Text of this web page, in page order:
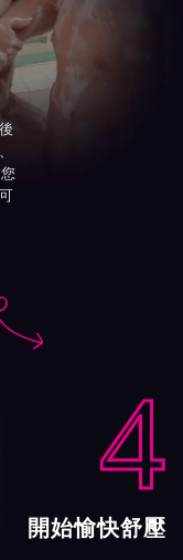
4
開始愉快舒壓